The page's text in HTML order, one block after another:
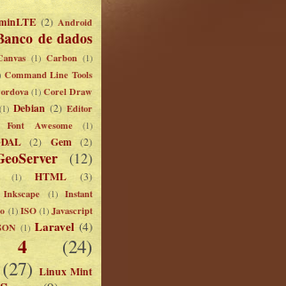
(2) Android
de dados
(1) Carbon (1)
Command Line Tools
(1) Corel Draw
(1) Debian (2) Editor
Font Awesome (1)
(2) Gem (2)
(12)
(1) HTML (3)
Inkscape (1)
Instant
(1) ISO (1) Javascript
(1) Laravel (4)
4 (24)
(27) Linux Mint